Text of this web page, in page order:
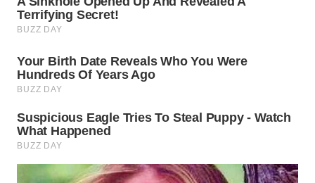
WN
WN
TIMUR
WN
SEMARANG